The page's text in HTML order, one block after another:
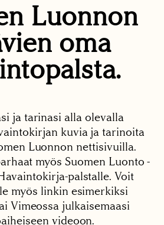
Luonnon
oma
ja tarinasi alla olevalla
kuvia ja tarinoita
Luonnon nettisivuilla.
myös Suomen Luonto -
palstalle. Voit
myös linkin esimerkiksi
Vimeossa julkaisemaasi
videoon.